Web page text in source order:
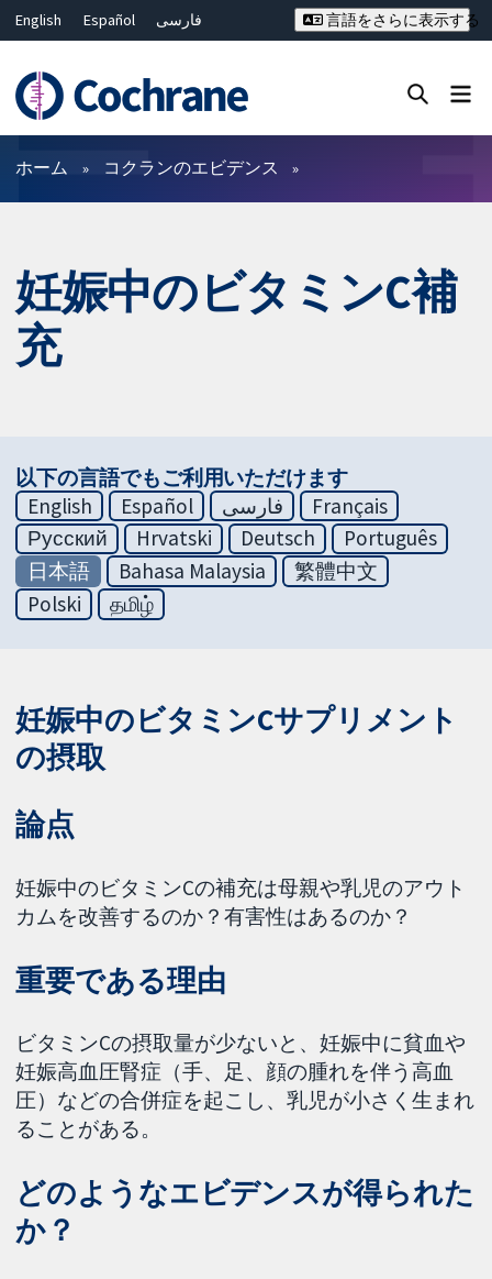
English Español
فارسی
Deutsch
Bahasa Malaysia
ไทย
繁體中文
简体中文
言語をさらに表示する
フィルター
ホーム コクランのエビデンス
妊娠中のビタミンC補
充
以下の言語でもご利用いただけます
English
Español فارسی
Français
Русский
Hrvatski Deutsch
Português
日本語
Bahasa Malaysia
繁體中文
Polski
தமிழ்
妊娠中のビタミンCサプリメント
の摂取
論点
妊娠中のビタミンCの補充は母親や乳児のアウト
カムを改善するのか？有害性はあるのか？
重要である理由
ビタミンCの摂取量が少ないと、妊娠中に貧血や
妊娠高血圧腎症（手、足、顔の腫れを伴う高血
圧）などの合併症を起こし、乳児が小さく生まれ
ることがある。
どのようなエビデンスが得られた
か？